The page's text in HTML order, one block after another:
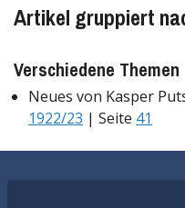
Artikel gruppiert
Verschiedene Themen
Neues von Kasper
1922/23 | Seite 41